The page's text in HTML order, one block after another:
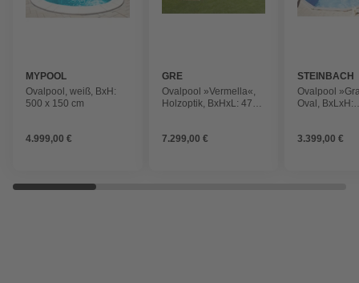
MYPOOL
Ovalpool, weiß, BxH:
500 x 150 cm
4.999,00 €
GRE
Ovalpool »Vermella«,
Holzoptik, BxHxL: 472 x
7.299,00 €
STEINBACH
Ovalpool
Oval, BxLxH:
3.399,00 €